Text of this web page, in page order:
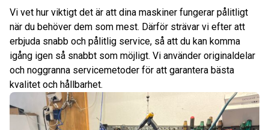
Vi vet hur viktigt det är att dina maskiner fungerar pålitligt
när du behöver dem som mest. Därför strävar vi efter att
erbjuda snabb och pålitlig service, så att du kan komma
igång igen så snabbt som möjligt. Vi använder originaldelar
och noggranna servicemetoder för att garantera bästa
kvalitet och hållbarhet.